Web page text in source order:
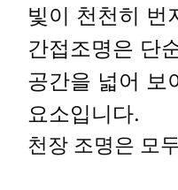
빛이 천천히 번
간접조명은 단
공간을 넓어 보
요소입니다.
천장 조명은 모